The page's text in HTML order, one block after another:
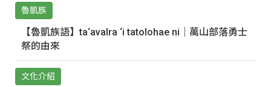
魯凱族
【魯凱族語】ta‘avalra ‘i tatolohae ni｜萬山部落勇士
祭的由來
文化介紹